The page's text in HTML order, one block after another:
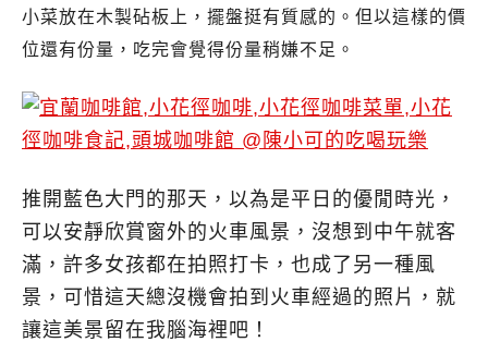
小菜放在木製砧板上，擺盤挺有質感的。但以這樣的價
位還有份量，吃完會覺得份量稍嫌不足。
推開藍色大門的那天，以為是平日的優閒時光，
可以安靜欣賞窗外的火車風景，沒想到中午就客
滿，許多女孩都在拍照打卡，也成了另一種風
景，可惜這天總沒機會拍到火車經過的照片，就
讓這美景留在我腦海裡吧！